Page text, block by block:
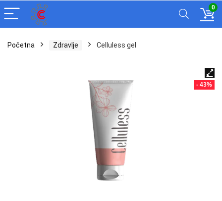
0
Početna Zdravlje Celluless gel
- 43%